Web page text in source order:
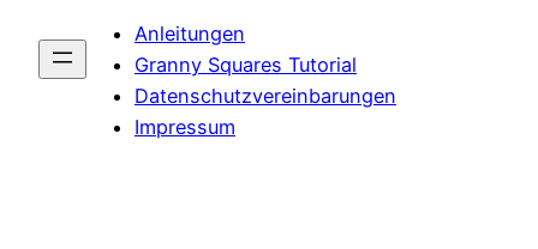
Anleitungen
Granny Squares Tutorial
Datenschutzvereinbarungen
Impressum